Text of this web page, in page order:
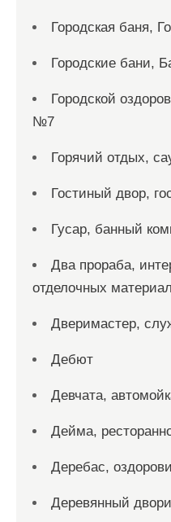
Городская баня,
Городские бани,
Городской
№7
Горячий отдых,
Гостиный двор,
Гусар, банный
Два прораба,
отделочных
Дверимастер,
Дебют
Девчата,
Дейма,
Деребас,
Деревянный